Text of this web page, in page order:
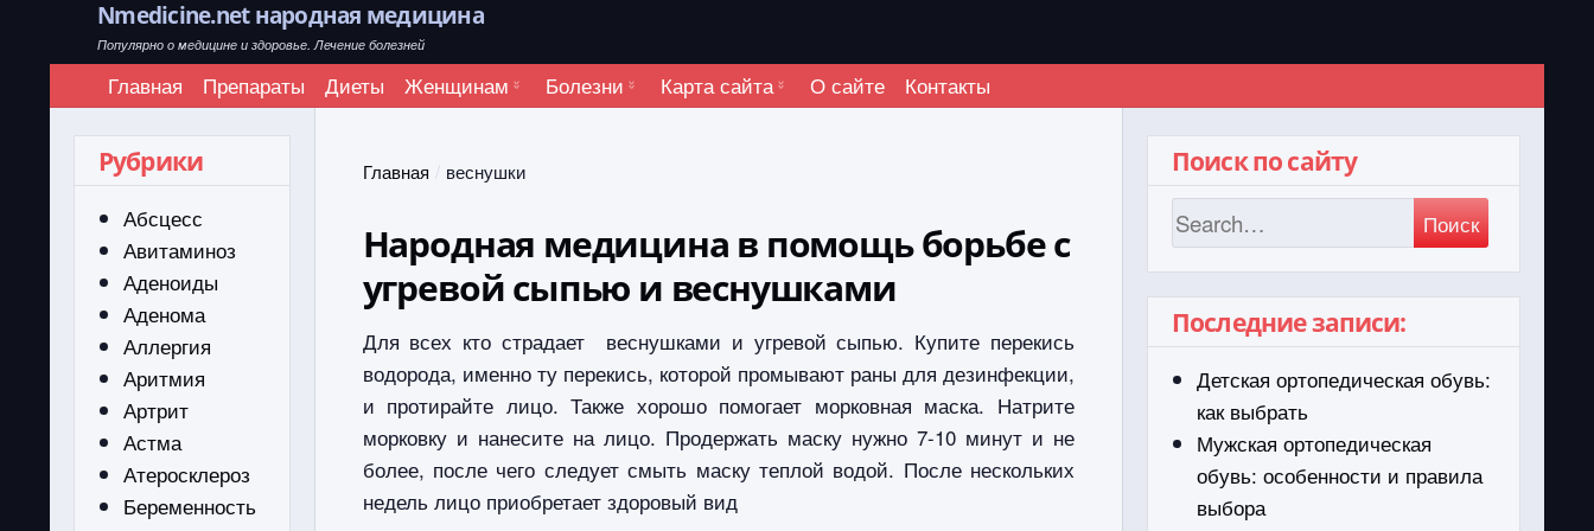
Nmedicine.net народная медицина
Популярно о медицине и здоровье. Лечение болезней
Главная Препараты Диеты Женщинам Болезни Карта сайта О сайте Контакты
Главная веснушки
Народная медицина в помощь борьбе с
угревой сыпью и веснушками
Для всех кто страдает веснушками и угревой сыпью. Купите перекись
водорода, именно ту перекись, которой промывают раны для дезинфекции,
и протирайте лицо. Также хорошо помогает морковная маска. Натрите
морковку и нанесите на лицо. Продержать маску нужно 7-10 минут и не
более, после чего следует смыть маску теплой водой. После нескольких
недель лицо приобретает здоровый вид
Рубрики
Абсцесс
Авитаминоз
Аденоиды
Аденома
Аллергия
Аритмия
Артрит
Астма
Атеросклероз
Беременность
Поиск по сайту
Поиск
Последние записи:
Детская ортопедическая обувь:
как выбрать
Мужская ортопедическая
обувь: особенности и правила
выбора